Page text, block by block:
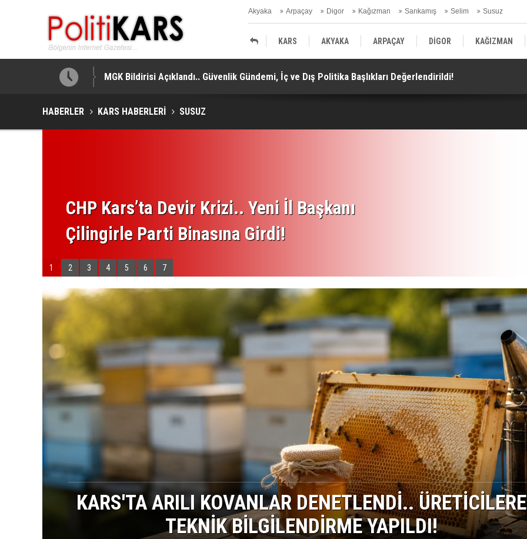
Akyaka Arpaçay Digor Kağızman Sarıkamış Selim Susuz
Kars Gündem
KARS AKYAKA ARPAÇAY DİGOR KAĞIZMAN
SELİM SUSUZ KARS GÜNDEM
MGK Bildirisi Açıklandı.. Güvenlik Gündemi, İç ve Dış Politika Başlıkları Değerlendirildi!
HABERLER KARS HABERLERİ SUSUZ
CHP Kars’ta Devir Krizi.. Yeni İl Başkanı
Çilingirle Parti Binasına Girdi!
1 2 3 4 5 6 7
KARS'TA ARILI KOVANLAR DENETLENDİ.. ÜRETİCİLERE
TEKNİK BİLGİLENDİRME YAPILDI!